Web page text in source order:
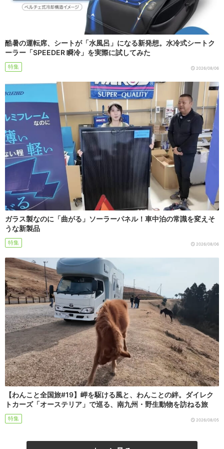
酷暑の運転席、シートが「水風呂」になる新発想。水冷式シートク
ーラー「SPEEDER 瞬冷」を実際に試してみた
特集 2026/08/06
ガラス製なのに「曲がる」ソーラーパネル！車中泊の常識を変えそ
うな新製品
特集 2026/08/06
【わんこと全国旅#19】岬を駆ける風と、わんことの絆。ダイレク
トカーズ「オーステリア」で巡る、南九州・野生動物を訪ねる旅
特集 2026/08/05